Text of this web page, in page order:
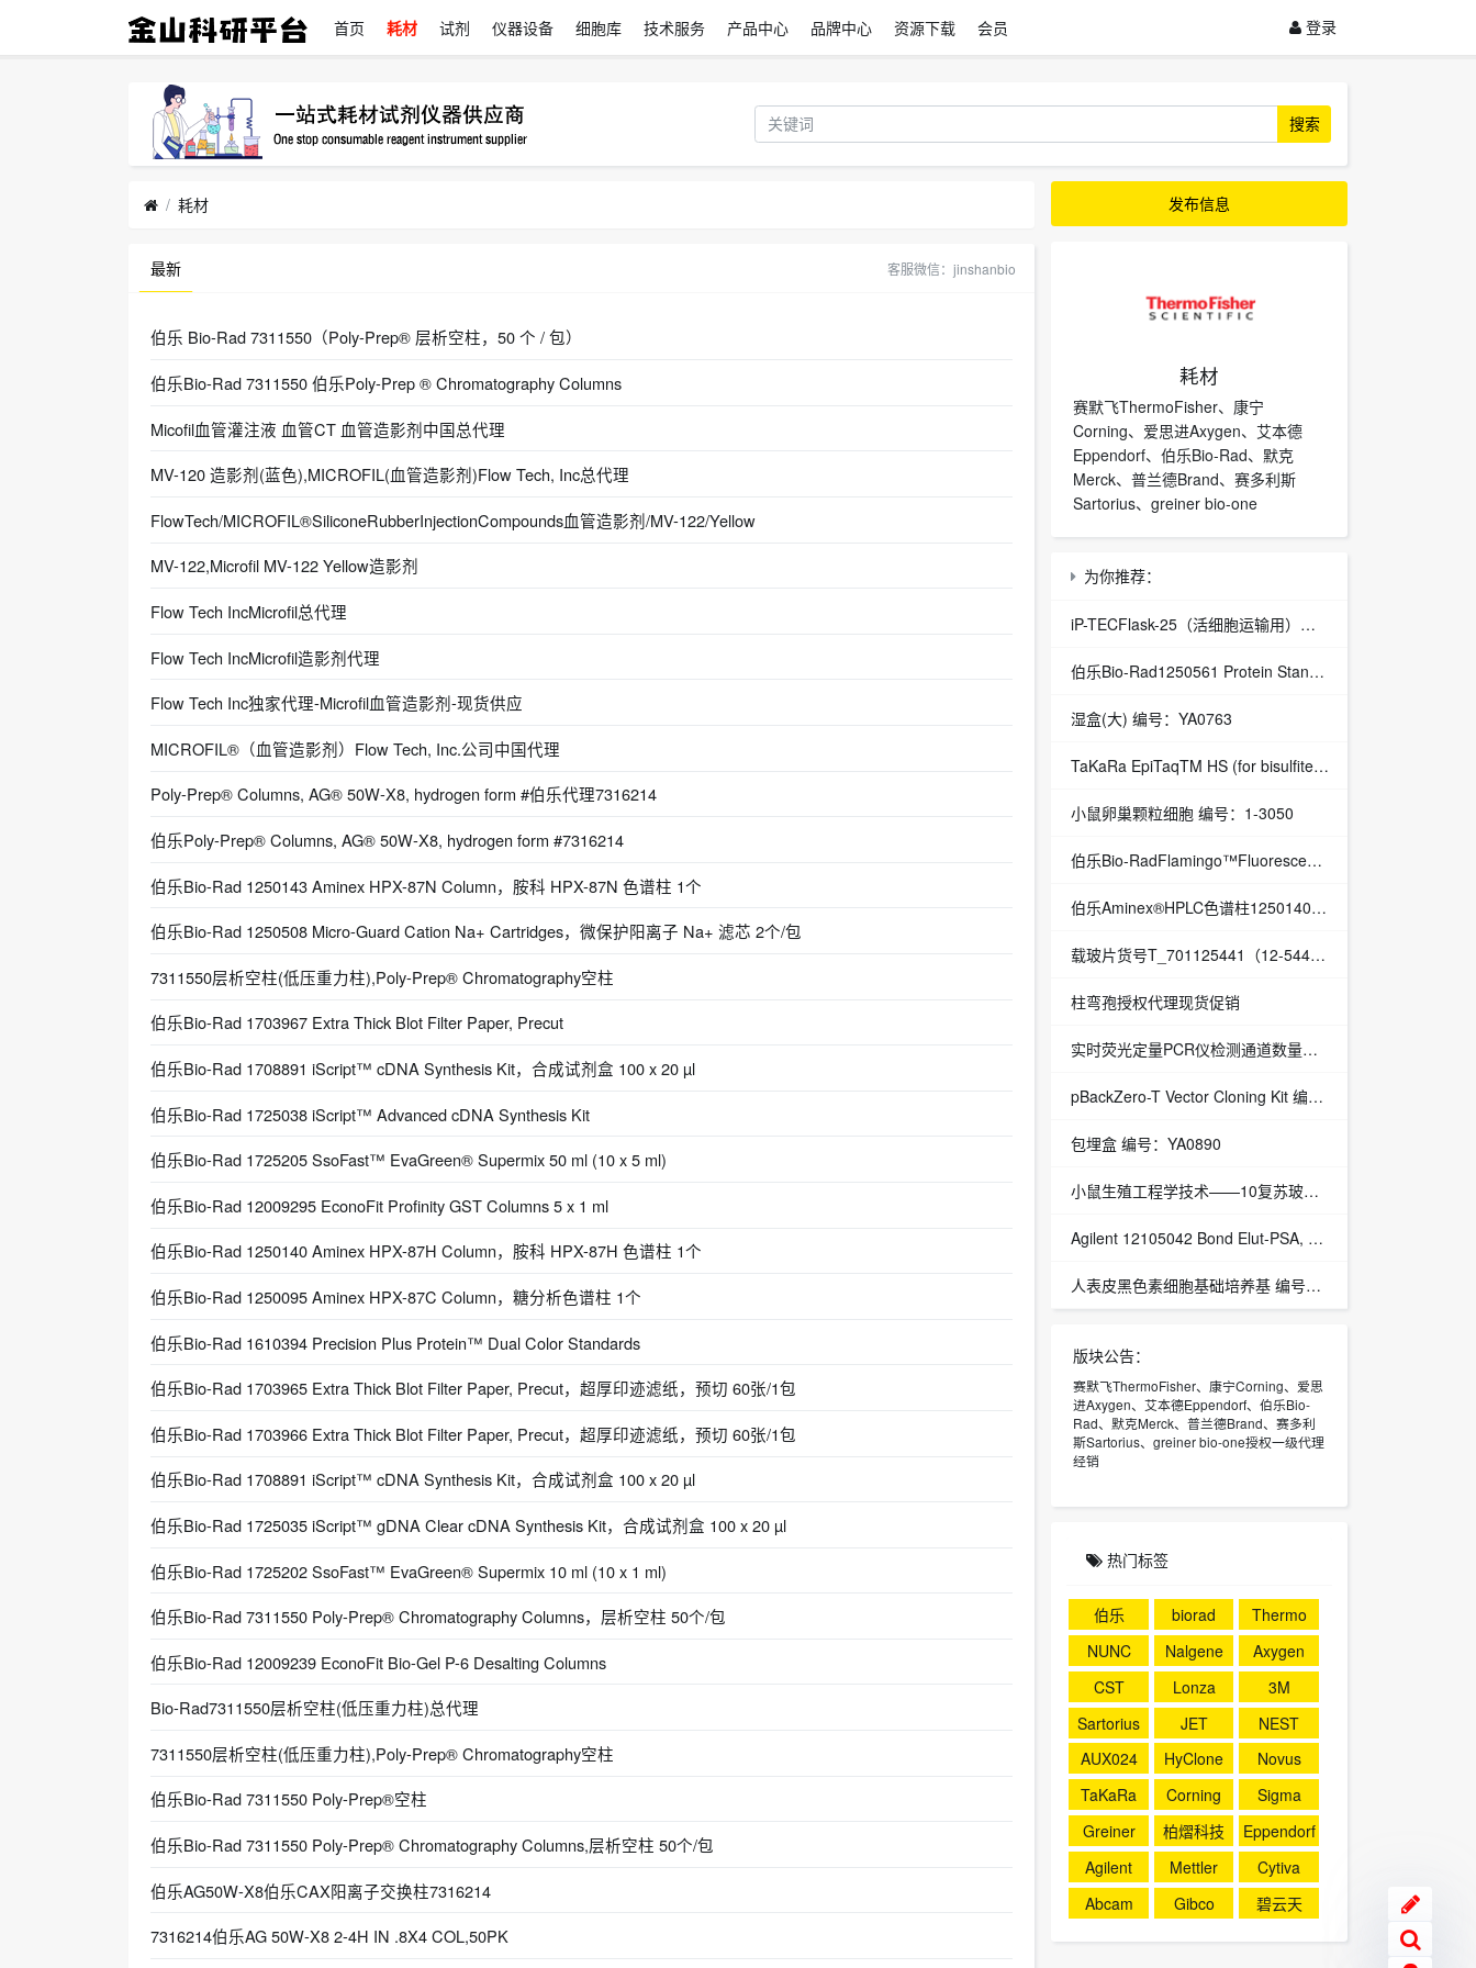
首页 耗材 试剂 仪器设备 细胞库 技术服务 产品中心 品牌中心 资源下载 会员 登录
搜索
耗材
最新 客服微信：jinshanbio
伯乐 Bio-Rad 7311550（Poly-Prep® 层析空柱，50 个 / 包）
伯乐Bio-Rad 7311550 伯乐Poly-Prep ® Chromatography Columns
Micofil血管灌注液 血管CT 血管造影剂中国总代理
MV-120 造影剂(蓝色),MICROFIL(血管造影剂)Flow Tech, Inc总代理
FlowTech/MICROFIL®SiliconeRubberInjectionCompounds血管造影剂/MV-122/Yellow
MV-122,Microfil MV-122 Yellow造影剂
Flow Tech IncMicrofil总代理
Flow Tech IncMicrofil造影剂代理
Flow Tech Inc独家代理-Microfil血管造影剂-现货供应
MICROFIL®（血管造影剂）Flow Tech, Inc.公司中国代理
Poly-Prep® Columns, AG® 50W-X8, hydrogen form #伯乐代理7316214
伯乐Poly-Prep® Columns, AG® 50W-X8, hydrogen form #7316214
伯乐Bio-Rad 1250143 Aminex HPX-87N Column，胺科 HPX-87N 色谱柱 1个
伯乐Bio-Rad 1250508 Micro-Guard Cation Na+ Cartridges，微保护阳离子 Na+ 滤芯 2个/包
7311550层析空柱(低压重力柱),Poly-Prep® Chromatography空柱
伯乐Bio-Rad 1703967 Extra Thick Blot Filter Paper, Precut
伯乐Bio-Rad 1708891 iScript™ cDNA Synthesis Kit，合成试剂盒 100 x 20 µl
伯乐Bio-Rad 1725038 iScript™ Advanced cDNA Synthesis Kit
伯乐Bio-Rad 1725205 SsoFast™ EvaGreen® Supermix 50 ml (10 x 5 ml)
伯乐Bio-Rad 12009295 EconoFit Profinity GST Columns 5 x 1 ml
伯乐Bio-Rad 1250140 Aminex HPX-87H Column，胺科 HPX-87H 色谱柱 1个
伯乐Bio-Rad 1250095 Aminex HPX-87C Column，糖分析色谱柱 1个
伯乐Bio-Rad 1610394 Precision Plus Protein™ Dual Color Standards
伯乐Bio-Rad 1703965 Extra Thick Blot Filter Paper, Precut，超厚印迹滤纸，预切 60张/1包
伯乐Bio-Rad 1703966 Extra Thick Blot Filter Paper, Precut，超厚印迹滤纸，预切 60张/1包
伯乐Bio-Rad 1708891 iScript™ cDNA Synthesis Kit，合成试剂盒 100 x 20 µl
伯乐Bio-Rad 1725035 iScript™ gDNA Clear cDNA Synthesis Kit，合成试剂盒 100 x 20 µl
伯乐Bio-Rad 1725202 SsoFast™ EvaGreen® Supermix 10 ml (10 x 1 ml)
伯乐Bio-Rad 7311550 Poly-Prep® Chromatography Columns，层析空柱 50个/包
伯乐Bio-Rad 12009239 EconoFit Bio-Gel P-6 Desalting Columns
Bio-Rad7311550层析空柱(低压重力柱)总代理
7311550层析空柱(低压重力柱),Poly-Prep® Chromatography空柱
伯乐Bio-Rad 7311550 Poly-Prep®空柱
伯乐Bio-Rad 7311550 Poly-Prep® Chromatography Columns,层析空柱 50个/包
伯乐AG50W-X8伯乐CAX阳离子交换柱7316214
7316214伯乐AG 50W-X8 2-4H IN .8X4 COL,50PK
发布信息
耗材
赛默飞ThermoFisher、康宁
Corning、爱思进Axygen、艾本德
Eppendorf、伯乐Bio-Rad、默克
Merck、普兰德Brand、赛多利斯
Sartorius、greiner bio-one
为你推荐：
iP-TECFlask-25（活细胞运输用）日本三博特sanplatec
伯乐Bio-Rad1250561 Protein Standard for Anion Exchange Chromatography
湿盒(大) 编号：YA0763
TaKaRa EpiTaqTM HS (for bisulfite-treated DNA) 编号：R110B (A × 4)
小鼠卵巢颗粒细胞 编号：1-3050
伯乐Bio-RadFlamingo™Fluorescent蛋白凝胶 | 授权代理
伯乐Aminex®HPLC色谱柱1250140AminexHPX-87HColumnBio-Rad伯乐代理
载玻片货号T_701125441（12-544-1）,thermo fisher代理 | 授权代理
柱弯孢授权代理现货促销
实时荧光定量PCR仪检测通道数量还会进一步增加吗？-
pBackZero-T Vector Cloning Kit 编号：3275
包埋盒 编号：YA0890
小鼠生殖工程学技术——10复苏玻璃化冷冻后的胚胎的步骤
Agilent 12105042 Bond Elut-PSA, 500Mg 6ml, 50/Pk Bond Elut-PSA, 500Mg 6ml, 50/Pk - 授权代理
人表皮黑色素细胞基础培养基 编号：3-2085
版块公告：
赛默飞ThermoFisher、康宁Corning、爱思
进Axygen、艾本德Eppendorf、伯乐Bio-
Rad、默克Merck、普兰德Brand、赛多利
斯Sartorius、greiner bio-one授权一级代理
经销
热门标签
伯乐 biorad
Thermo
NUNC
Nalgene
Axygen
CST
Lonza
3M
Sartorius
JET
NEST
AUX024
HyClone
Novus
TaKaRa
Corning
Sigma
Greiner
柏熠科技
Eppendorf
Agilent
Mettler
Cytiva
Abcam
Gibco 碧云天